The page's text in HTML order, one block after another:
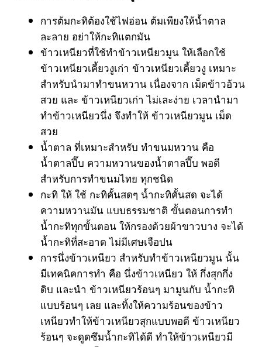
การต้มกะทิต้องใช้ไฟอ่อน ต้มเพียงให้น้ำตาล
ละลาย อย่าให้กะทิแตกมัน
ข้าวเหนียวที่ใช้ทำข้าวเหนียวมูน ให้เลือกใช้
ข้าวเหนียวเคี้ยวงูเก่า ข้าวเหนียวเคี้ยวงู เหมาะ
สำหรับนำมาทำขนหวาน เนื่องจาก เม็ดข้าวอ้วน
สวย และ ข้าวเหนียวเก่า ไม่เละง่าย เวลานำมา
ทำข้าวเหนียวนึ่ง จึงทำให้ ข้าวเหนียวมูน เม็ด
สวย
น้ำตาล ที่เหมาะสำหรับ ทำขนมหวาน คือ
น้ำตาลปี๊บ ความหวานของน้ำตาลปี๊บ พอดี
สำหรับการทำขนมไทย ทุกชนิด
กะทิ ให้ ใช้ กะทิคั้นสดๆ น้ำกะทิคั้นสด จะได้
ความหวานมัน แบบธรรมชาติ ขั้นตอนการทำ
น้ำกะทิทุกขั้นตอน ให้กรองด้วยผ้าขาวบาง จะได้
น้ำกะทิที่สะอาด ไม่มีเศษเจือปน
การนึ่งข้าวเหนียว สำหรับทำข้าวเหนียวมูน นั้น
มีเทคนิคการทำ คือ นึ่งข้าวเหนียว ให้ กึ่งสุกกึ่ง
ดิบ และนำ ข้าวเหนียวร้อนๆ มามูนกับ น้ำกะทิ
แบบร้อนๆ เลย และทิ้งให้ความร้อนของข้าว
เหนียวทำให้ข้าวเหนียวสุกแบบพอดี ข้าวเหนียว
ร้อนๆ จะดูดซึมน้ำกะทิได้ดี ทำให้ข้าวเหนียวมี